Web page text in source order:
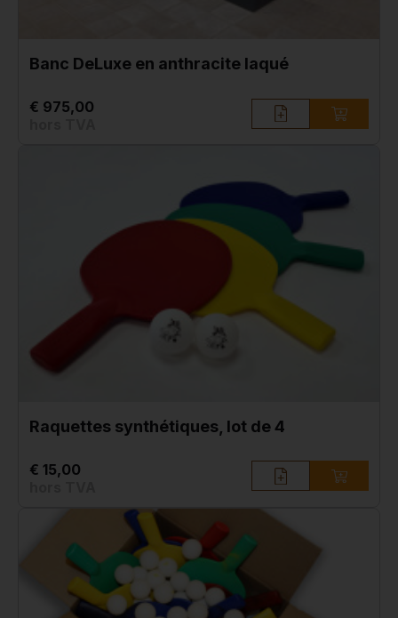
Banc DeLuxe en anthracite laqué
€ 975,00
Raquettes synthétiques, lot de 4
€ 15,00